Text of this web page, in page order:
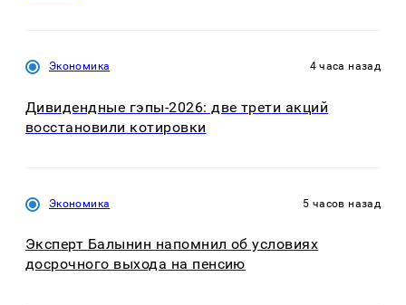
Экономика 4 часа назад
Дивидендные гэпы-2026: две трети акций
восстановили котировки
Экономика 5 часов назад
Эксперт Балынин напомнил об условиях
досрочного выхода на пенсию